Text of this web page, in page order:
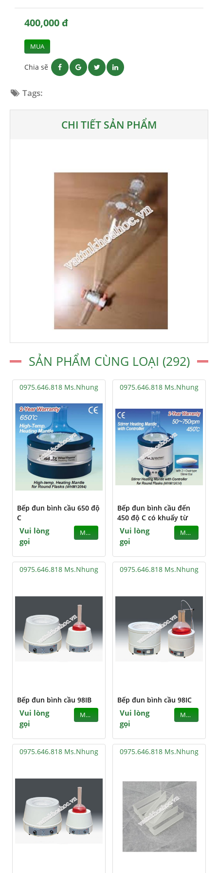
400,000 đ
MUA
Chia sẽ
Tags:
CHI TIẾT SẢN PHẨM
SẢN PHẨM CÙNG LOẠI (292)
0975.646.818 Ms.Nhung
Bếp đun bình cầu 650 độ
C
Vui lòng
gọi
MUA
0975.646.818 Ms.Nhung
Bếp đun bình cầu đến
450 độ C có khuấy từ
Vui lòng
gọi
MUA
0975.646.818 Ms.Nhung
Bếp đun bình cầu 98IB
Vui lòng
gọi
MUA
0975.646.818 Ms.Nhung
Bếp đun bình cầu 98IC
Vui lòng
gọi
MUA
0975.646.818 Ms.Nhung 0975.646.818 Ms.Nhung